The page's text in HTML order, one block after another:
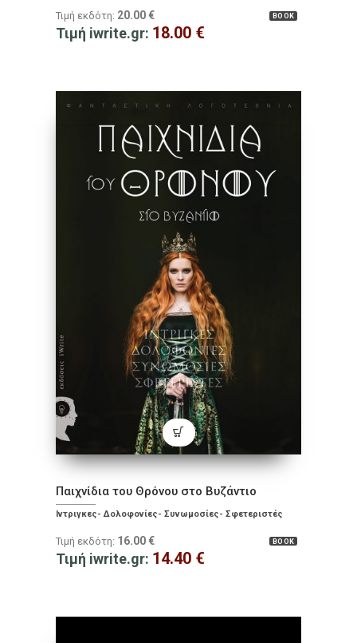
BOOK
Τιμή εκδότη: 20.00 €
Τιμή iwrite.gr: 18.00 €
Παιχνίδια του Θρόνου στο Βυζάντιο
Ίντριγκες- Δολοφονίες- Συνωμοσίες- Σφετεριστές
BOOK
Τιμή εκδότη: 16.00 €
Τιμή iwrite.gr: 14.40 €